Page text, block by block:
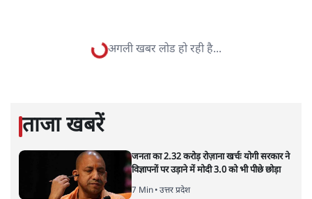
अमित कुमार सिंह